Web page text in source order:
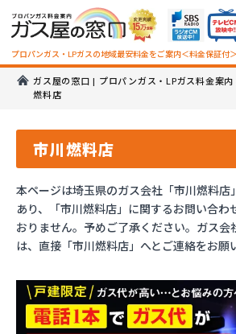
プロパンガス・LPガスの地域最安料金をご案内＜料金保証付＞
ガス屋の窓口 | プロパンガス・LPガス料金案内
燃料店
市川燃料店
本ページは埼玉県のガス会社「市川燃料店
あり、「市川燃料店」に関するお問い合わ
おりません。予めご了承ください。ガス会
は、直接「市川燃料店」へとご連絡をお願